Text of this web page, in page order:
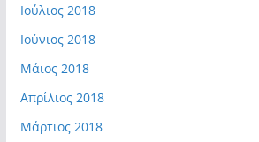
Ιούλιος 2018
Ιούνιος 2018
Μάιος 2018
Απρίλιος 2018
Μάρτιος 2018